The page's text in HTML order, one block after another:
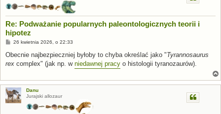
Re: Podważanie popularnych paleontologicznych teorii i
hipotez
P
s
26 kwietnia 2026, o 22:33
Obecnie najbezpieczniej byłoby to chyba określać jako "Tyrannosaurus
rex complex" (jak np. w niedawnej pracy o histologii tyranozaurów).
Danu
Jurajski allozaur